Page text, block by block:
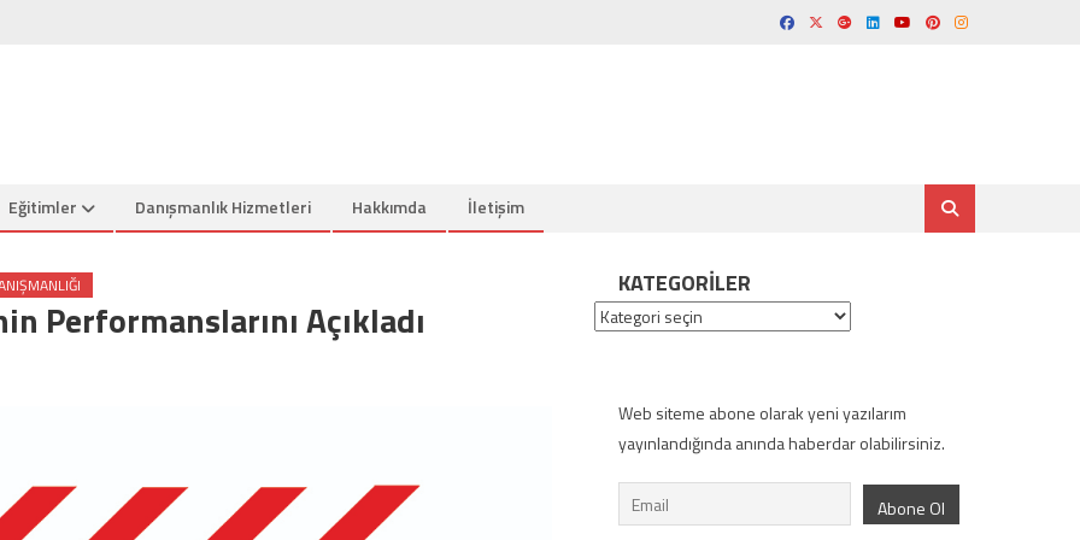
Eğitimler Danışmanlık Hizmetleri Hakkımda İletişim
Performanslarını Açıkladı
KATEGORILER
Kategoriler
Web siteme abone olarak yeni yazılarım
yayınlandığında anında haberdar olabilirsiniz.